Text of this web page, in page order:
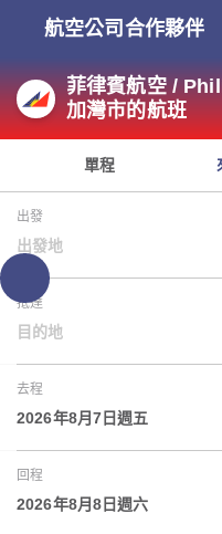
航空公司合作夥伴
菲律賓航空 /
加灣市的航班
單程
出發
出發地
抵達
目的地
去程
2026年8月7日週五
回程
2026年8月8日週六